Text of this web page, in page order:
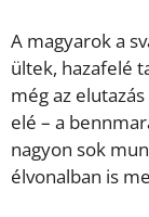
A magyarok a
ültek, hazafelé
még az
elé – a
nagyon sok
élvonalban is